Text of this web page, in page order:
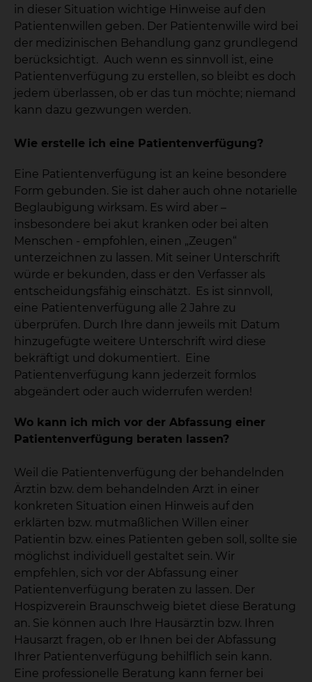
in dieser Situation wichtige Hinweise auf den
Patientenwillen geben. Der Patientenwille wird bei
der medizinischen Behandlung ganz grundlegend
berücksichtigt. Auch wenn es sinnvoll ist, eine
Patientenverfügung zu erstellen, so bleibt es doch
jedem überlassen, ob er das tun möchte; niemand
kann dazu gezwungen werden.
Wie erstelle ich eine Patientenverfügung?
Eine Patientenverfügung ist an keine besondere
Form gebunden. Sie ist daher auch ohne notarielle
Beglaubigung wirksam. Es wird aber –
insbesondere bei akut kranken oder bei alten
Menschen - empfohlen, einen „Zeugen“
unterzeichnen zu lassen. Mit seiner Unterschrift
würde er bekunden, dass er den Verfasser als
entscheidungsfähig einschätzt. Es ist sinnvoll,
eine Patientenverfügung alle 2 Jahre zu
überprüfen. Durch Ihre dann jeweils mit Datum
hinzugefügte weitere Unterschrift wird diese
bekräftigt und dokumentiert. Eine
Patientenverfügung kann jederzeit formlos
abgeändert oder auch widerrufen werden!
Wo kann ich mich vor der Abfassung einer
Patientenverfügung beraten lassen?
Weil die Patientenverfügung der behandelnden
Ärztin bzw. dem behandelnden Arzt in einer
konkreten Situation einen Hinweis auf den
erklärten bzw. mutmaßlichen Willen einer
Patientin bzw. eines Patienten geben soll, sollte sie
möglichst individuell gestaltet sein. Wir
empfehlen, sich vor der Abfassung einer
Patientenverfügung beraten zu lassen. Der
Hospizverein Braunschweig bietet diese Beratung
an. Sie können auch Ihre Hausärztin bzw. Ihren
Hausarzt fragen, ob er Ihnen bei der Abfassung
Ihrer Patientenverfügung behilflich sein kann.
Eine professionelle Beratung kann ferner bei